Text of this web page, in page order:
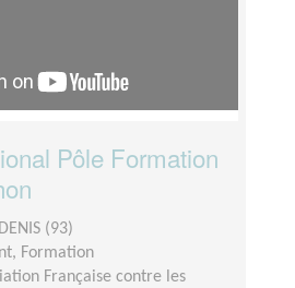
Pôle Formation
(93)
Formation
Française contre les